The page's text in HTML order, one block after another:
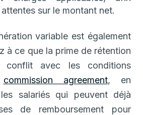
attentes sur le montant net.
variable est également
à ce que la prime de rétention
conflit avec les conditions
commission agreement, en
salariés qui peuvent déjà
de remboursement pour